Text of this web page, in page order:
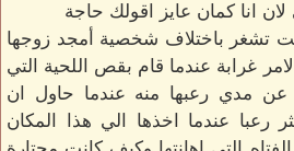
انا كمان عايز اقولك حاجة
تشغر باختلاف شخصية أمجد زوجها
غرابة عندما قام بقص اللحية التي
عن مدي رعبها منه عندما حاول ان
رعبا عندما اخذها الي هذا المكان